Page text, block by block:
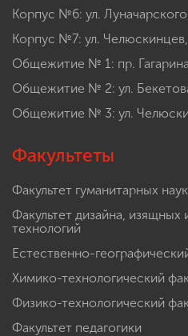
Корпус №6: ул.
Корпус №7: ул.
Общежитие № 1: пр.
Общежитие № 2: ул.
Общежитие № 3: ул.
Факультеты
Факультет гуманитарных наук
Факультет дизайна, изящных
технологий
Естественно-
Химико-технологический
Физико-технологический
Факультет педагогики